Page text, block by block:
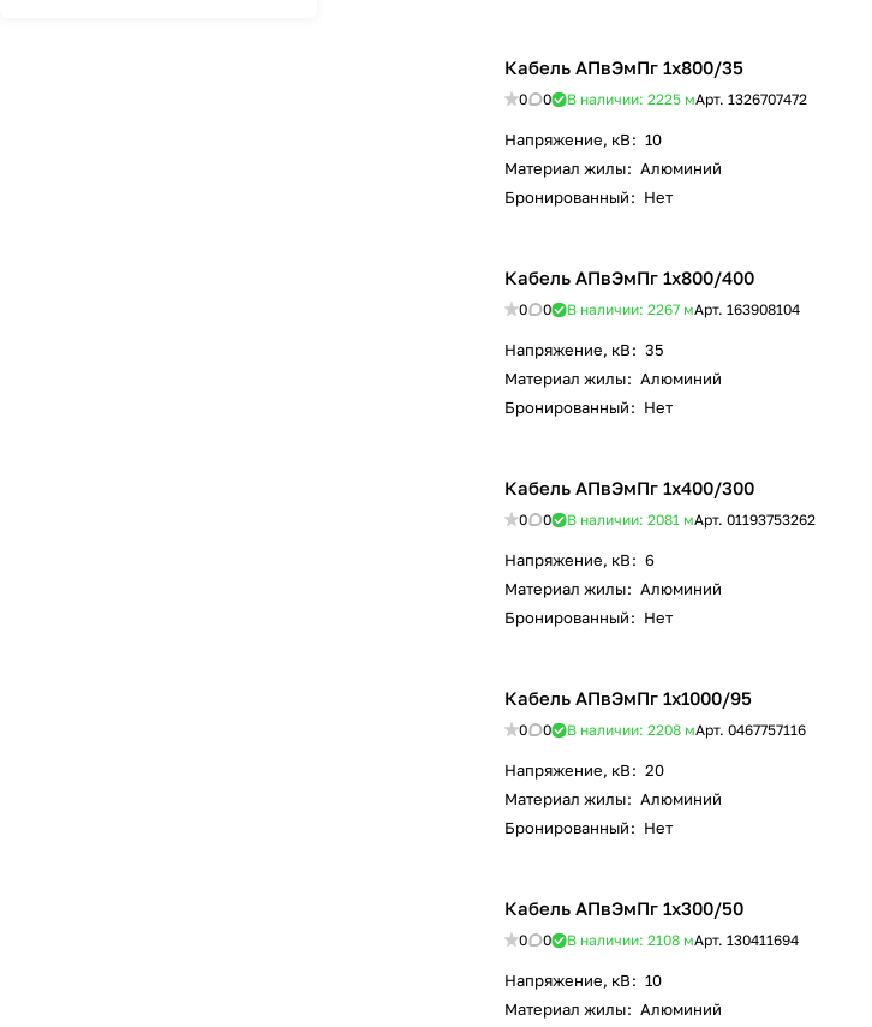
Кабель АПвЭмПг 1х800/35
0 0 В наличии: 2225 мАрт. 1326707472
Напряжение, кВ: 10
Материал жилы: Алюминий
Бронированный: Нет
Кабель АПвЭмПг 1х800/400
0 0 В наличии: 2267 мАрт. 163908104
Напряжение, кВ: 35
Материал жилы: Алюминий
Бронированный: Нет
Кабель АПвЭмПг 1х400/300
0 0 В наличии: 2081 мАрт. 01193753262
Напряжение, кВ: 6
Материал жилы: Алюминий
Бронированный: Нет
Кабель АПвЭмПг 1х1000/95
0 0 В наличии: 2208 мАрт. 0467757116
Напряжение, кВ: 20
Материал жилы: Алюминий
Бронированный: Нет
Кабель АПвЭмПг 1х300/50
0 0 В наличии: 2108 мАрт. 130411694
Напряжение, кВ: 10
Материал жилы: Алюминий